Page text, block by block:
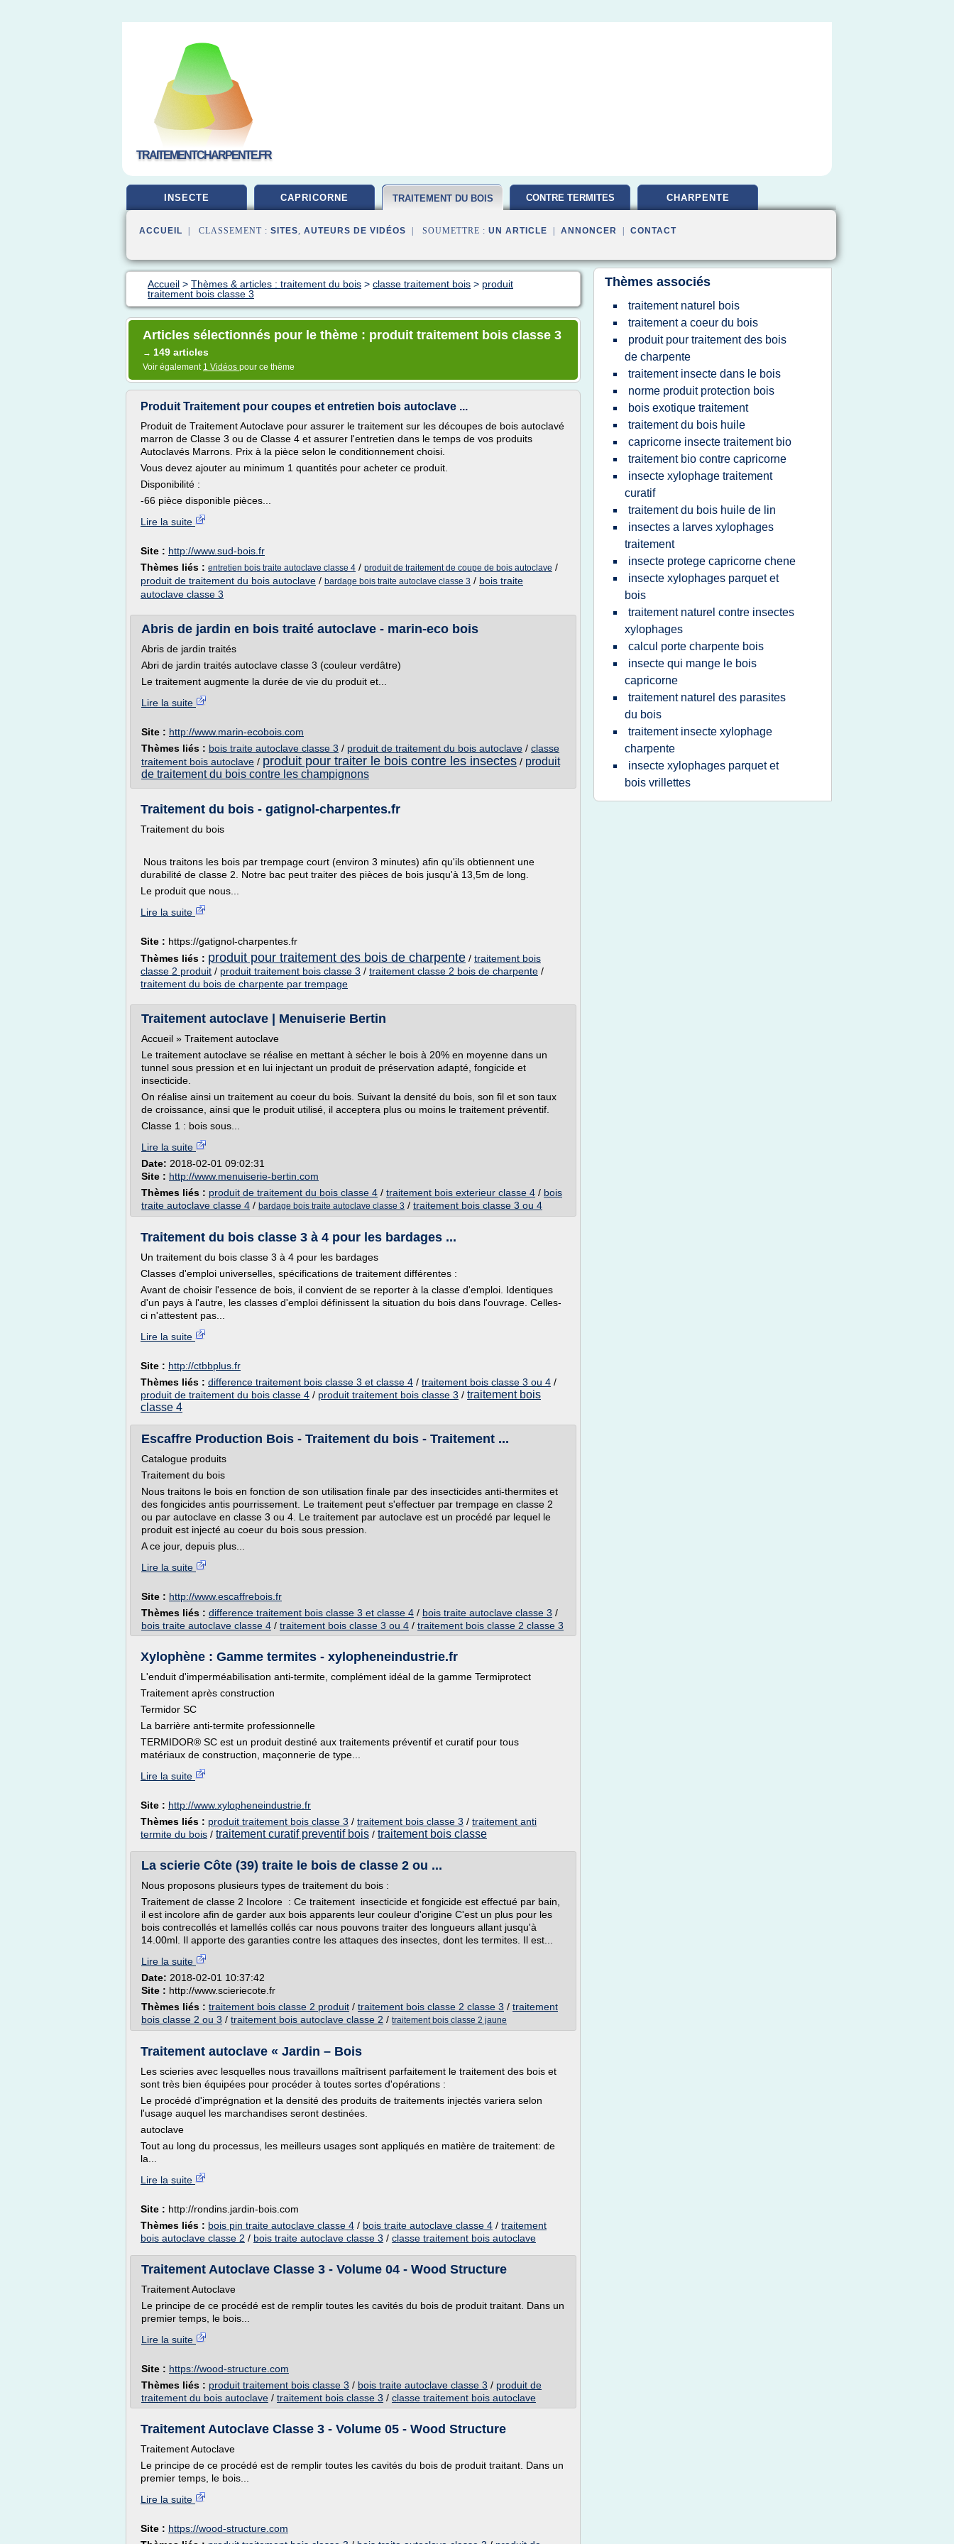
TRAITEMENTCHARPENTE.FR
INSECTE CAPRICORNE TRAITEMENT DU BOIS CONTRE TERMITES CHARPENTE
ACCUEIL | CLASSEMENT : SITES, AUTEURS DE VIDÉOS | SOUMETTRE : UN ARTICLE ANNONCER CONTACT
Accueil > Thèmes & articles : traitement du bois > classe traitement bois > produit
traitement bois classe 3
Articles sélectionnés pour le thème : produit traitement bois classe 3
→ 149 articles
Voir également 1 Vidéos pour ce thème
Produit Traitement pour coupes et entretien bois autoclave ...
Produit de Traitement Autoclave pour assurer le traitement sur les découpes de bois autoclavé
marron de Classe 3 ou de Classe 4 et assurer l'entretien dans le temps de vos produits
Autoclavés Marrons. Prix à la pièce selon le conditionnement choisi.
Vous devez ajouter au minimum 1 quantités pour acheter ce produit.
Disponibilité :
-66 pièce disponible pièces...
Lire la suite
Site : http://www.sud-bois.fr
Thèmes liés : entretien bois traite autoclave classe 4 / produit de traitement de coupe de bois autoclave /
produit de traitement du bois autoclave / bardage bois traite autoclave classe 3 / bois traite
autoclave classe 3
Abris de jardin en bois traité autoclave - marin-eco bois
Abris de jardin traités
Abri de jardin traités autoclave classe 3 (couleur verdâtre)
Le traitement augmente la durée de vie du produit et...
Lire la suite
Site : http://www.marin-ecobois.com
Thèmes liés : bois traite autoclave classe 3 / produit de traitement du bois autoclave / classe
traitement bois autoclave / produit pour traiter le bois contre les insectes / produit
de traitement du bois contre les champignons
Traitement du bois - gatignol-charpentes.fr
Traitement du bois
Nous traitons les bois par trempage court (environ 3 minutes) afin qu'ils obtiennent une
durabilité de classe 2. Notre bac peut traiter des pièces de bois jusqu'à 13,5m de long.
Le produit que nous...
Lire la suite
Site : https://gatignol-charpentes.fr
Thèmes liés : produit pour traitement des bois de charpente / traitement bois
classe 2 produit / produit traitement bois classe 3 / traitement classe 2 bois de charpente /
traitement du bois de charpente par trempage
Traitement autoclave | Menuiserie Bertin
Accueil » Traitement autoclave
Le traitement autoclave se réalise en mettant à sécher le bois à 20% en moyenne dans un
tunnel sous pression et en lui injectant un produit de préservation adapté, fongicide et
insecticide.
On réalise ainsi un traitement au coeur du bois. Suivant la densité du bois, son fil et son taux
de croissance, ainsi que le produit utilisé, il acceptera plus ou moins le traitement préventif.
Classe 1 : bois sous...
Lire la suite
Date: 2018-02-01 09:02:31
Site : http://www.menuiserie-bertin.com
Thèmes liés : produit de traitement du bois classe 4 / traitement bois exterieur classe 4 / bois
traite autoclave classe 4 / bardage bois traite autoclave classe 3 / traitement bois classe 3 ou 4
Traitement du bois classe 3 à 4 pour les bardages ...
Un traitement du bois classe 3 à 4 pour les bardages
Classes d'emploi universelles, spécifications de traitement différentes :
Avant de choisir l'essence de bois, il convient de se reporter à la classe d'emploi. Identiques
d'un pays à l'autre, les classes d'emploi définissent la situation du bois dans l'ouvrage. Celles-
ci n'attestent pas...
Lire la suite
Site : http://ctbbplus.fr
Thèmes liés : difference traitement bois classe 3 et classe 4 / traitement bois classe 3 ou 4 /
produit de traitement du bois classe 4 / produit traitement bois classe 3 / traitement bois
classe 4
Escaffre Production Bois - Traitement du bois - Traitement ...
Catalogue produits
Traitement du bois
Nous traitons le bois en fonction de son utilisation finale par des insecticides anti-thermites et
des fongicides antis pourrissement. Le traitement peut s'effectuer par trempage en classe 2
ou par autoclave en classe 3 ou 4. Le traitement par autoclave est un procédé par lequel le
produit est injecté au coeur du bois sous pression.
A ce jour, depuis plus...
Lire la suite
Site : http://www.escaffrebois.fr
Thèmes liés : difference traitement bois classe 3 et classe 4 / bois traite autoclave classe 3 /
bois traite autoclave classe 4 / traitement bois classe 3 ou 4 / traitement bois classe 2 classe 3
Xylophène : Gamme termites - xylopheneindustrie.fr
L'enduit d'imperméabilisation anti-termite, complément idéal de la gamme Termiprotect
Traitement après construction
Termidor SC
La barrière anti-termite professionnelle
TERMIDOR® SC est un produit destiné aux traitements préventif et curatif pour tous
matériaux de construction, maçonnerie de type...
Lire la suite
Site : http://www.xylopheneindustrie.fr
Thèmes liés : produit traitement bois classe 3 / traitement bois classe 3 / traitement anti
termite du bois / traitement curatif preventif bois / traitement bois classe
La scierie Côte (39) traite le bois de classe 2 ou ...
Nous proposons plusieurs types de traitement du bois :
Traitement de classe 2 Incolore : Ce traitement insecticide et fongicide est effectué par bain,
il est incolore afin de garder aux bois apparents leur couleur d'origine C'est un plus pour les
bois contrecollés et lamellés collés car nous pouvons traiter des longueurs allant jusqu'à
14.00ml. Il apporte des garanties contre les attaques des insectes, dont les termites. Il est...
Lire la suite
Date: 2018-02-01 10:37:42
Site : http://www.scieriecote.fr
Thèmes liés : traitement bois classe 2 produit / traitement bois classe 2 classe 3 / traitement
bois classe 2 ou 3 / traitement bois autoclave classe 2 / traitement bois classe 2 jaune
Traitement autoclave « Jardin – Bois
Les scieries avec lesquelles nous travaillons maîtrisent parfaitement le traitement des bois et
sont très bien équipées pour procéder à toutes sortes d'opérations :
Le procédé d'imprégnation et la densité des produits de traitements injectés variera selon
l'usage auquel les marchandises seront destinées.
autoclave
Tout au long du processus, les meilleurs usages sont appliqués en matière de traitement: de
la...
Lire la suite
Site : http://rondins.jardin-bois.com
Thèmes liés : bois pin traite autoclave classe 4 / bois traite autoclave classe 4 / traitement
bois autoclave classe 2 / bois traite autoclave classe 3 / classe traitement bois autoclave
Traitement Autoclave Classe 3 - Volume 04 - Wood Structure
Traitement Autoclave
Le principe de ce procédé est de remplir toutes les cavités du bois de produit traitant. Dans un
premier temps, le bois...
Lire la suite
Site : https://wood-structure.com
Thèmes liés : produit traitement bois classe 3 / bois traite autoclave classe 3 / produit de
traitement du bois autoclave / traitement bois classe 3 / classe traitement bois autoclave
Traitement Autoclave Classe 3 - Volume 05 - Wood Structure
Traitement Autoclave
Le principe de ce procédé est de remplir toutes les cavités du bois de produit traitant. Dans un
premier temps, le bois...
Lire la suite
Site : https://wood-structure.com
Thèmes associés
traitement naturel bois
traitement a coeur du bois
produit pour traitement des bois
de charpente
traitement insecte dans le bois
norme produit protection bois
bois exotique traitement
traitement du bois huile
capricorne insecte traitement bio
traitement bio contre capricorne
insecte xylophage traitement
curatif
traitement du bois huile de lin
insectes a larves xylophages
traitement
insecte protege capricorne chene
insecte xylophages parquet et
bois
traitement naturel contre insectes
xylophages
calcul porte charpente bois
insecte qui mange le bois
capricorne
traitement naturel des parasites
du bois
traitement insecte xylophage
charpente
insecte xylophages parquet et
bois vrillettes